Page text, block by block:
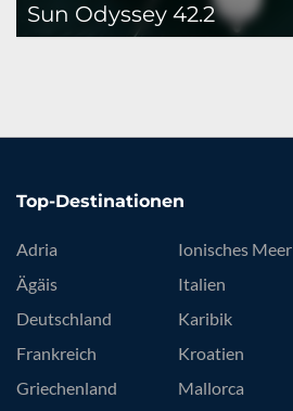
Sun Odyssey 42.2
Top-Destinationen
Adria
Ägäis
Deutschland
Frankreich
Griechenland
Ionisches Meer
Italien
Karibik
Kroatien
Mallorca